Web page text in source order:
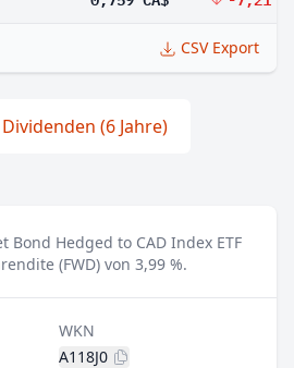
CSV Export
(6 Jahre)
Bond Hedged to CAD Index ETF
(FWD) von 3,99 %.
WKN
A118J0